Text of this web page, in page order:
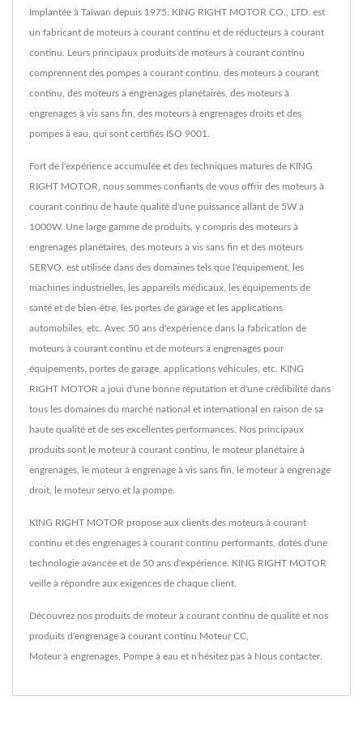
Implantée à Taïwan depuis 1975, KING RIGHT MOTOR CO., LTD. est
un fabricant de moteurs à courant continu et de réducteurs à courant
continu. Leurs principaux produits de moteurs à courant continu
comprennent des pompes à courant continu, des moteurs à courant
continu, des moteurs à engrenages planétaires, des moteurs à
engrenages à vis sans fin, des moteurs à engrenages droits et des
pompes à eau, qui sont certifiés ISO 9001.
Fort de l'expérience accumulée et des techniques matures de KING
RIGHT MOTOR, nous sommes confiants de vous offrir des moteurs à
courant continu de haute qualité d'une puissance allant de 5W à
1000W. Une large gamme de produits, y compris des moteurs à
engrenages planétaires, des moteurs à vis sans fin et des moteurs
SERVO, est utilisée dans des domaines tels que l'équipement, les
machines industrielles, les appareils médicaux, les équipements de
santé et de bien-être, les portes de garage et les applications
automobiles, etc. Avec 50 ans d'expérience dans la fabrication de
moteurs à courant continu et de moteurs à engrenages pour
équipements, portes de garage, applications véhicules, etc. KING
RIGHT MOTOR a joui d'une bonne réputation et d'une crédibilité dans
tous les domaines du marché national et international en raison de sa
haute qualité et de ses excellentes performances. Nos principaux
produits sont le moteur à courant continu, le moteur planétaire à
engrenages, le moteur à engrenage à vis sans fin, le moteur à engrenage
droit, le moteur servo et la pompe.
KING RIGHT MOTOR propose aux clients des moteurs à courant
continu et des engrenages à courant continu performants, dotés d'une
technologie avancée et de 50 ans d'expérience. KING RIGHT MOTOR
veille à répondre aux exigences de chaque client.
Découvrez nos produits de moteur à courant continu de qualité et nos
produits d'engrenage à courant continu Moteur CC
Moteur à engrenages Pompe à eau et n'hésitez pas à Nous contacter.